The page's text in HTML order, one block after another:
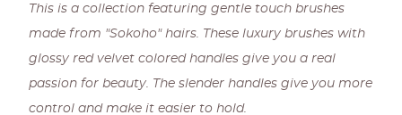
This is a collection featuring gentle touch brushes
made from "Sokoho" hairs. These luxury brushes with
glossy red velvet colored handles give you a real
passion for beauty. The slender handles give you more
control and make it easier to hold.